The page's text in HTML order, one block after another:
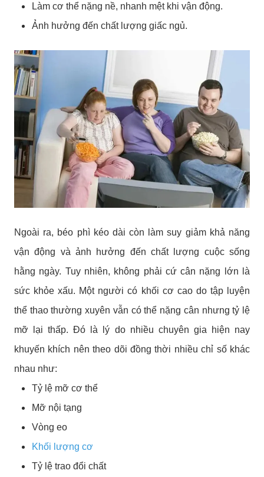
Làm cơ thể nặng nề, nhanh mệt khi vận động.
Ảnh hưởng đến chất lượng giấc ngủ.
Ngoài ra, béo phì kéo dài còn làm suy giảm khả năng
vận động và ảnh hưởng đến chất lượng cuộc sống
hằng ngày. Tuy nhiên, không phải cứ cân nặng lớn là
sức khỏe xấu. Một người có khối cơ cao do tập luyện
thể thao thường xuyên vẫn có thể nặng cân nhưng tỷ lệ
mỡ lại thấp.Đó là lý do nhiều chuyên gia hiện nay
khuyến khích nên theo dõi đồng thời nhiều chỉ số khác
nhau như:
Tỷ lệ mỡ cơ thể
Mỡ nội tạng
Vòng eo
Khối lượng cơ
Tỷ lệ trao đổi chất